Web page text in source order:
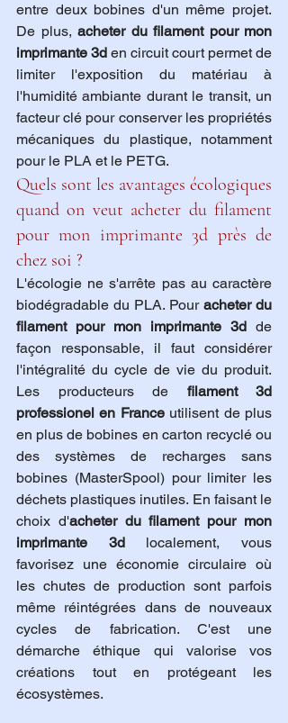
entre deux bobines d'un même projet.
De plus, acheter du filament pour mon
imprimante 3d en circuit court permet de
limiter l'exposition du matériau à
l'humidité ambiante durant le transit, un
facteur clé pour conserver les propriétés
mécaniques du plastique, notamment
pour le PLA et le PETG.
Quels sont les avantages écologiques
quand on veut acheter du filament
pour mon imprimante 3d près de
chez soi ?
L'écologie ne s'arrête pas au caractère
biodégradable du PLA. Pour acheter du
filament pour mon imprimante 3d de
façon responsable, il faut considérer
l'intégralité du cycle de vie du produit.
Les producteurs de filament 3d
professionel en France utilisent de plus
en plus de bobines en carton recyclé ou
des systèmes de recharges sans
bobines (MasterSpool) pour limiter les
déchets plastiques inutiles. En faisant le
choix d'acheter du filament pour mon
imprimante 3d localement, vous
favorisez une économie circulaire où
les chutes de production sont parfois
même réintégrées dans de nouveaux
cycles de fabrication. C'est une
démarche éthique qui valorise vos
créations tout en protégeant les
écosystèmes.